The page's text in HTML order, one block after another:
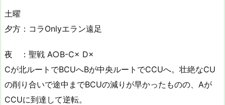
土曜
夕方：コラOnlyエラン遠足
夜 ：聖戦 A○B-C× D×
Cが北ルートでBCUへBが中央ルートでCCUへ。壮絶なCU
の削り合いで途中までBCUの減りが早かったものの、Aが
CCUに到達して逆転。